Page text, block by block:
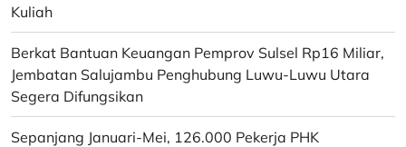
Kuliah
Berkat Bantuan Keuangan Pemprov Sulsel Rp16 Miliar,
Jembatan Salujambu Penghubung Luwu-Luwu Utara
Segera Difungsikan
Sepanjang Januari-Mei, 126.000 Pekerja PHK